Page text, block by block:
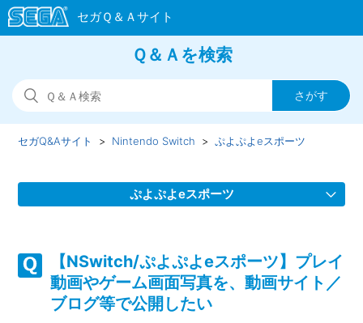
Ｑ＆Ａを検索
セガQ&Aサイト Nintendo Switch ぷよぷよeスポーツ
ぷよぷよeスポーツ
はどこかで見れるか
【NSwitch/ぷよぷよeスポーツ】プレイ動画やゲーム画面写
真を、動画サイト／ブログ等で公開したい
【NSwitch/ぷよぷよeスポーツ】プレイ
動画やゲーム画面写真を、動画サイト／
ブログ等で公開したい